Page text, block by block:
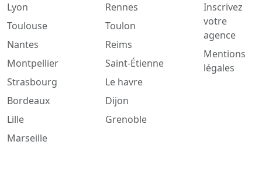
Lyon
Toulouse
Nantes
Montpellier
Strasbourg
Bordeaux
Lille
Marseille
Rennes
Toulon
Reims
Saint-Étienne
Le havre
Dijon
Grenoble
Inscrivez
votre
agence
Mentions
légales